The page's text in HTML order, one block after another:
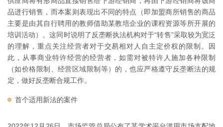
品进行销售，而本案则表现出不同的特点（即加盟商所销售的商品
主要是由其自行聘用的教师借助某教培企业的课程资源等所开展的
培训活动）。这同时说明了反垄断执法机构对于“转售”采取较为宽泛
的理解，重点关注经营者对于交易相对人自主定价权的限制。因
此，从事商业特许经营的经营者，如需对被特许人施加各种限制
（如价格限制、经营区域限制等）的，也应严格遵守反垄断法的规
定，做好反垄断合规工作。
首个适用新法的案件